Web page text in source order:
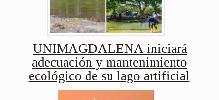
UNIMAGDALENA iniciará
adecuación y mantenimiento
ecológico de su lago artificial